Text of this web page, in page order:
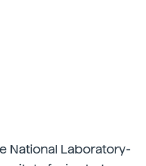
National Laboratory-